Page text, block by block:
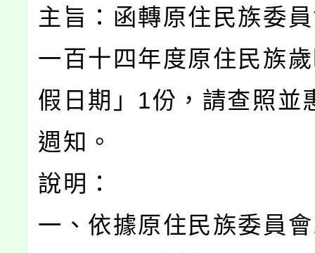
主旨：函轉原住民族委
一百十四年度原住民族
假日期」1份，請查照並
週知。
說明：
一、依據原住民族委員